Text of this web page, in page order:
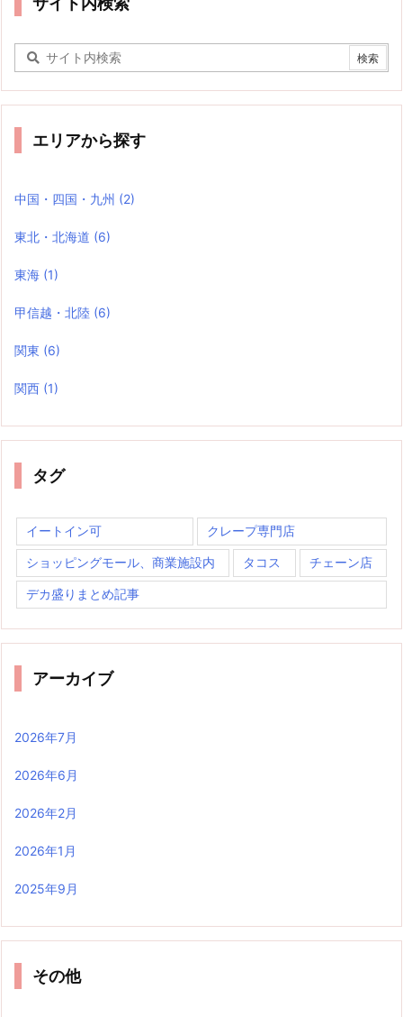
エリアから探す
中国・四国・九州 (2)
東北・北海道 (6)
東海 (1)
甲信越・北陸 (6)
関東 (6)
関西 (1)
タグ
イートイン可 クレープ専門店
ショッピングモール、商業施設内 タコス チェーン店
デカ盛りまとめ記事
アーカイブ
2026年7月
2026年6月
2026年2月
2026年1月
2025年9月
その他